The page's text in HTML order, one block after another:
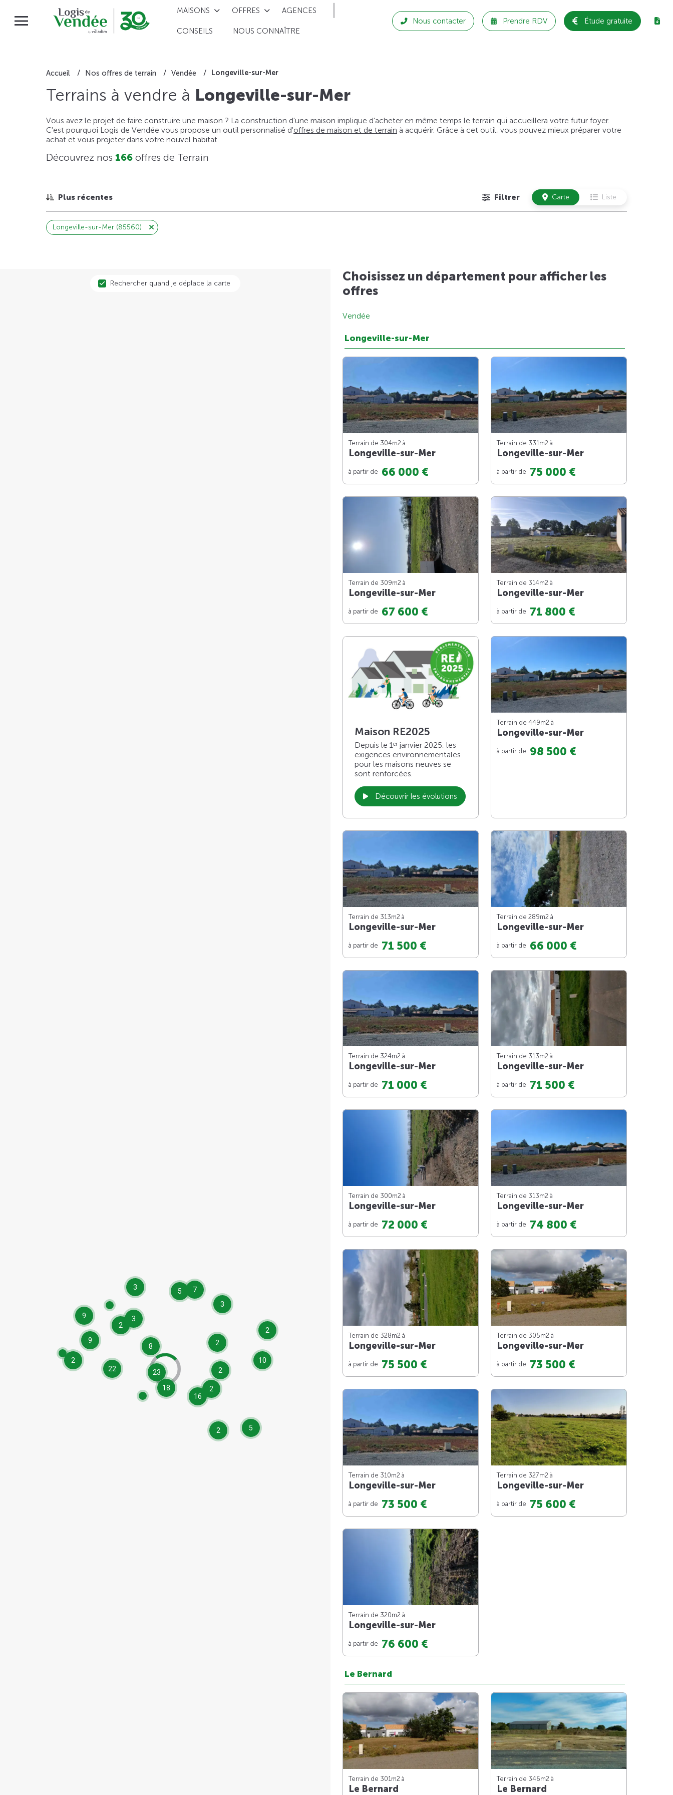
MAISONS OFFRES AGENCES
CONSEILS NOUS CONNAÎTRE
Nous contacter Prendre RDV Étude gratuite
Accueil Nos offres de terrain Vendée Longeville-sur-Mer
Terrains à vendre à Longeville-sur-Mer
Vous avez le projet de faire construire une maison ? La construction d'une maison implique d'acheter en même temps le terrain qui accueillera votre futur foyer.
C'est pourquoi Logis de Vendée vous propose un outil personnalisé d'offres de maison et de terrain à acquérir. Grâce à cet outil, vous pouvez mieux préparer votre
achat et vous projeter dans votre nouvel habitat.
Découvrez nos 166 offres de Terrain
Plus récentes Filtrer Carte Liste
Longeville-sur-Mer (85560)
5
9
16
23
22
10
9
5
18
8
7
2
2
2
3
2
2
3
2
2
3
Rechercher quand je déplace la carte
Choisissez un département pour afficher les
offres
Vendée
Longeville-sur-Mer
Terrain de 304m2 à
Longeville-sur-Mer
à partir de 66 000 €
Terrain de 331m2 à
Longeville-sur-Mer
à partir de 75 000 €
Terrain de 309m2 à
Longeville-sur-Mer
à partir de 67 600 €
Terrain de 314m2 à
Longeville-sur-Mer
à partir de 71 800 €
Maison RE2025
Depuis le 1 er janvier 2025, les
exigences environnementales
pour les maisons neuves se
sont renforcées.
Découvrir les évolutions
Terrain de 449m2 à
Longeville-sur-Mer
à partir de 98 500 €
Terrain de 313m2 à
Longeville-sur-Mer
à partir de 71 500 €
Terrain de 289m2 à
Longeville-sur-Mer
à partir de 66 000 €
Terrain de 324m2 à
Longeville-sur-Mer
à partir de 71 000 €
Terrain de 313m2 à
Longeville-sur-Mer
à partir de 71 500 €
Terrain de 300m2 à
Longeville-sur-Mer
à partir de 72 000 €
Terrain de 313m2 à
Longeville-sur-Mer
à partir de 74 800 €
Terrain de 328m2 à
Longeville-sur-Mer
à partir de 75 500 €
Terrain de 305m2 à
Longeville-sur-Mer
à partir de 73 500 €
Terrain de 310m2 à
Longeville-sur-Mer
à partir de 73 500 €
Terrain de 327m2 à
Longeville-sur-Mer
à partir de 75 600 €
Terrain de 320m2 à
Longeville-sur-Mer
à partir de 76 600 €
Le Bernard
Terrain de 301m2 à
Le Bernard
Terrain de 346m2 à
Le Bernard